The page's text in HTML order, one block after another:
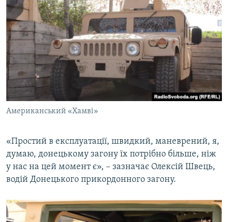
Американський «Хамві»
«Простий в експлуатації, швидкий, маневрений, я,
думаю, донецькому загону їх потрібно більше, ніж
у нас на цей момент є», – зазначає Олексій Швець,
водій Донецького прикордонного загону.